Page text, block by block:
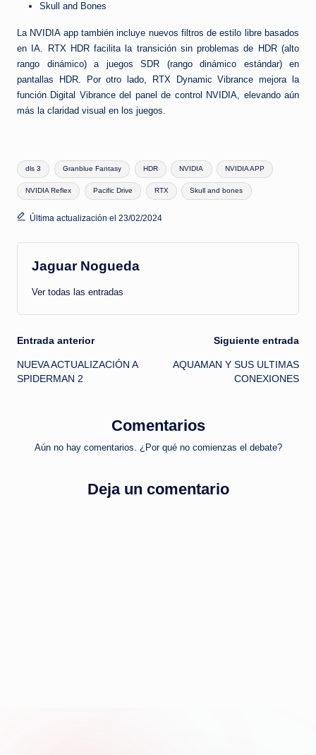
Skull and Bones
La NVIDIA app también incluye nuevos filtros de estilo libre basados
en IA. RTX HDR facilita la transición sin problemas de HDR (alto
rango dinámico) a juegos SDR (rango dinámico estándar) en
pantallas HDR. Por otro lado, RTX Dynamic Vibrance mejora la
función Digital Vibrance del panel de control NVIDIA, elevando aún
más la claridad visual en los juegos.
Etiquetas:
dls 3 Granblue Fantasy HDR NVIDIA NVIDIA APP
NVIDIA Reflex Pacific Drive RTX Skull and bones
Última actualización el 23/02/2024
Jaguar Nogueda
Ver todas las entradas
Navegación
de
Entrada anterior
NUEVA ACTUALIZACIÓN A
SPIDERMAN 2
Siguiente entrada
AQUAMAN Y SUS ULTIMAS
CONEXIONES
Comentarios
Aún no hay comentarios. ¿Por qué no comienzas el debate?
Deja un comentario